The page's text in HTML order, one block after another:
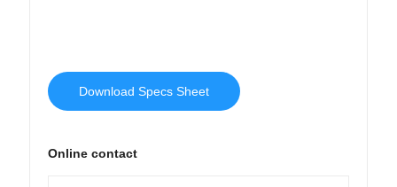
Download Specs Sheet
Online contact